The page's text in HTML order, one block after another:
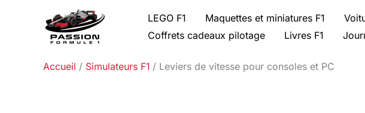
LEGO F1 Maquettes et miniatures F1
Coffrets cadeaux pilotage
Livres F1
Accueil Simulateurs F1 Leviers de vitesse pour consoles et PC